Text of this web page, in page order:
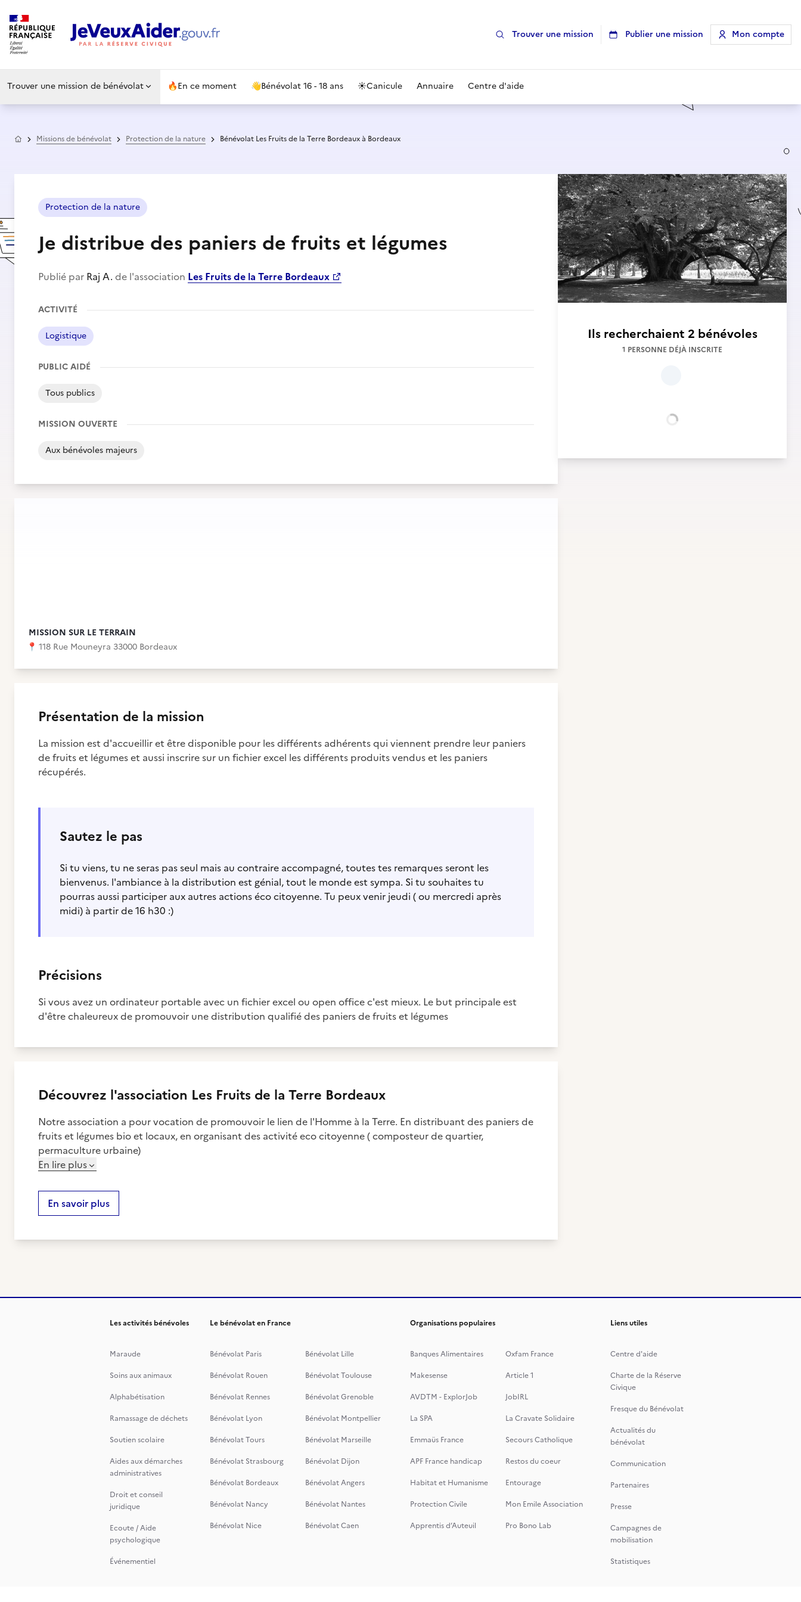
Trouver une mission Publier une mission Mon compte
Trouver une mission de bénévolat 🔥En ce moment 👋Bénévolat 16 - 18 ans ☀️Canicule Annuaire Centre d'aide
AccueilMissions de bénévolat Protection de la nature Bénévolat Les Fruits de la Terre Bordeaux à Bordeaux
Protection de la nature
Je distribue des paniers de fruits et légumes
Publié par Raj A. de l'association Les Fruits de la Terre Bordeaux
ACTIVITÉ
Logistique
PUBLIC AIDÉ
Tous publics
MISSION OUVERTE
Aux bénévoles majeurs
MISSION SUR LE TERRAIN
📍 118 Rue Mouneyra 33000 Bordeaux
Présentation de la mission
La mission est d'accueillir et être disponible pour les différents adhérents qui viennent prendre leur paniers
de fruits et légumes et aussi inscrire sur un fichier excel les différents produits vendus et les paniers
récupérés.
Sautez le pas
Si tu viens, tu ne seras pas seul mais au contraire accompagné, toutes tes remarques seront les
bienvenus. l'ambiance à la distribution est génial, tout le monde est sympa. Si tu souhaites tu
pourras aussi participer aux autres actions éco citoyenne. Tu peux venir jeudi ( ou mercredi après
midi) à partir de 16 h30 :)
Précisions
Si vous avez un ordinateur portable avec un fichier excel ou open office c'est mieux. Le but principale est
d'être chaleureux de promouvoir une distribution qualifié des paniers de fruits et légumes
Découvrez l'association Les Fruits de la Terre Bordeaux
Notre association a pour vocation de promouvoir le lien de l'Homme à la Terre. En distribuant des paniers de
fruits et légumes bio et locaux, en organisant des activité eco citoyenne ( composteur de quartier,
permaculture urbaine)
En lire plus
En savoir plus
Ils recherchaient 2 bénévoles
1 PERSONNE DÉJÀ INSCRITE
Chargement...
Les activités bénévoles
Maraude
Soins aux animaux
Alphabétisation
Ramassage de déchets
Soutien scolaire
Aides aux démarches
administratives
Droit et conseil
juridique
Ecoute / Aide
psychologique
Événementiel
Le bénévolat en France
Bénévolat Paris
Bénévolat Lille
Bénévolat Rouen
Bénévolat Toulouse
Bénévolat Rennes
Bénévolat Grenoble
Bénévolat Lyon
Bénévolat Montpellier
Bénévolat Tours
Bénévolat Marseille
Bénévolat Strasbourg
Bénévolat Dijon
Bénévolat Bordeaux
Bénévolat Angers
Bénévolat Nancy
Bénévolat Nantes
Bénévolat Nice
Bénévolat Caen
Organisations populaires
Banques Alimentaires
Oxfam France
Makesense
Article 1
AVDTM - ExplorJob
JobIRL
La SPA
La Cravate Solidaire
Emmaüs France
Secours Catholique
APF France handicap
Restos du coeur
Habitat et Humanisme
Entourage
Protection Civile
Mon Emile Association
Apprentis d’Auteuil
Pro Bono Lab
Liens utiles
Centre d'aide
Charte de la Réserve
Civique
Fresque du Bénévolat
Actualités du
bénévolat
Communication
Partenaires
Presse
Campagnes de
mobilisation
Statistiques